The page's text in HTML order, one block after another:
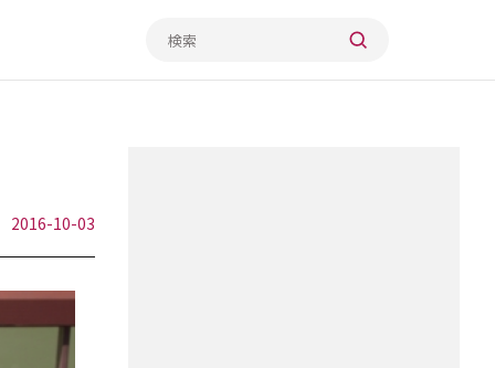
2016-10-03